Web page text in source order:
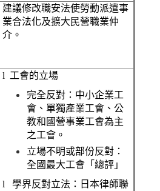
建議修改職安法使勞動派遣事
業合法化及擴大民營職業仲
介。
l 工會的立場
完全反對：中小企業工
會、單獨產業工會、公
教和國營事業工會為主
之工會。
立場不明或部份反對：
全國最大工會「總評」
l
學界反對立法：日本律師聯